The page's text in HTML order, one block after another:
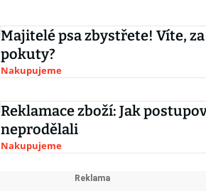
Majitelé psa zbystřete! Víte,
pokuty?
Nakupujeme
Reklamace zboží: Jak
neprodělali
Nakupujeme